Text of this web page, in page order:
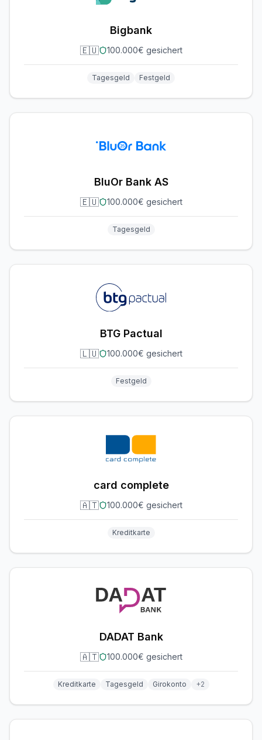
Bigbank
🇪🇺 100.000€ gesichert
Tagesgeld Festgeld
BluOr Bank AS
🇪🇺 100.000€ gesichert
Tagesgeld
BTG Pactual
🇱🇺 100.000€ gesichert
Festgeld
card complete
🇦🇹 100.000€ gesichert
Kreditkarte
DADAT Bank
🇦🇹 100.000€ gesichert
Kreditkarte Tagesgeld Girokonto +2